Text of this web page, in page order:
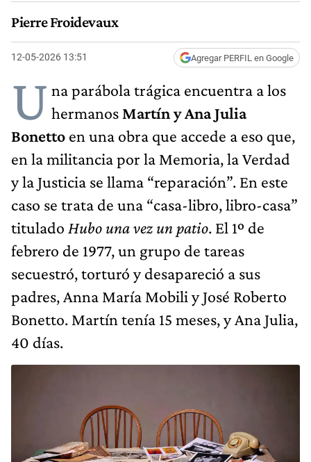
Pierre Froidevaux
12-05-2026 13:51 Agregar PERFIL en Google
U na parábola trágica encuentra a los
hermanos Martín y Ana Julia
Bonetto en una obra que accede a eso que,
en la militancia por la Memoria, la Verdad
y la Justicia se llama “reparación”. En este
caso se trata de una “casa-libro, libro-casa”
titulado Hubo una vez un patio. El 1º de
febrero de 1977, un grupo de tareas
secuestró, torturó y desapareció a sus
padres, Anna María Mobili y José Roberto
Bonetto. Martín tenía 15 meses, y Ana Julia,
40 días.